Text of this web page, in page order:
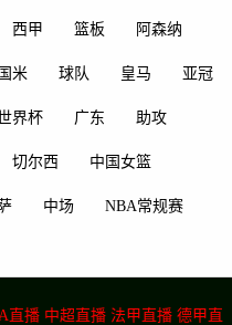
西甲 篮板 阿森纳
国米 球队 皇马 亚冠
界杯 广东 助攻
切尔西 中国女篮
中场 NBA常规赛
直播 中超直播 法甲直播 德甲直